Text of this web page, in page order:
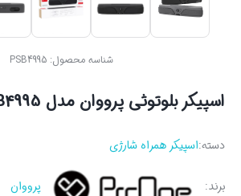
شناسه محصول:PSB4995
اسپیکر بلوتوثی پرووان مدل PSB4995
دسته:اسپیکر همراه شارژی
برند: پرووان